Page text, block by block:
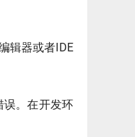
辑器或者IDE
误。在开发环